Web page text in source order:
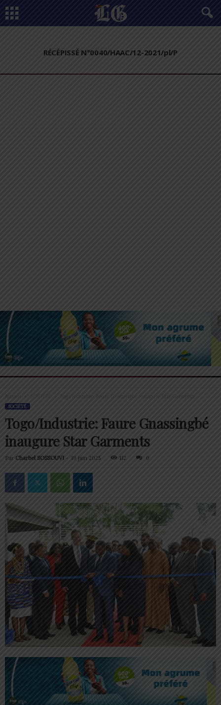
RÉCÉPISSÉ N°0040/HAAC/12-2021/pl/P
Accueil Togo/Industrie: Faure Gnassingbé inaugure Star Garments
SOCIÉTÉ
Togo/Industrie: Faure Gnassingbé
inaugure Star Garments
Par Charbel SOSSOUVI - 19 juin 2025 112 0